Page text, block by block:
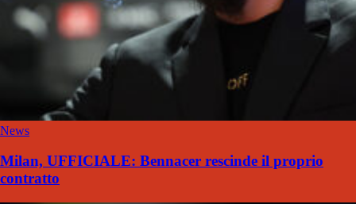
News
Milan, UFFICIALE: Bennacer rescinde il proprio
contratto